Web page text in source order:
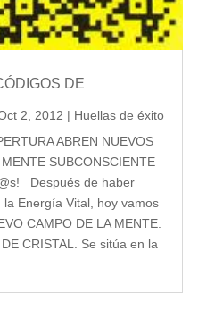
DE
2, 2012 | Huellas de éxito
ABREN NUEVOS
SUBCONSCIENTE
Después de haber
Energía Vital, hoy vamos
CAMPO DE LA MENTE.
CRISTAL. Se sitúa en la